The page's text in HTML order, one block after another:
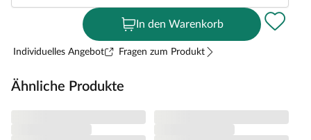
In den Warenkorb
Individuelles Angebot Fragen zum Produkt
Ähnliche Produkte